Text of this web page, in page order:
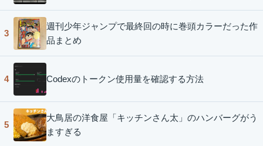
3
週刊少年ジャンプで最終回の時に巻頭カラーだった作
品まとめ
4 Codexのトークン使用量を確認する方法
5
大鳥居の洋食屋「キッチンさん太」のハンバーグがう
ますぎる